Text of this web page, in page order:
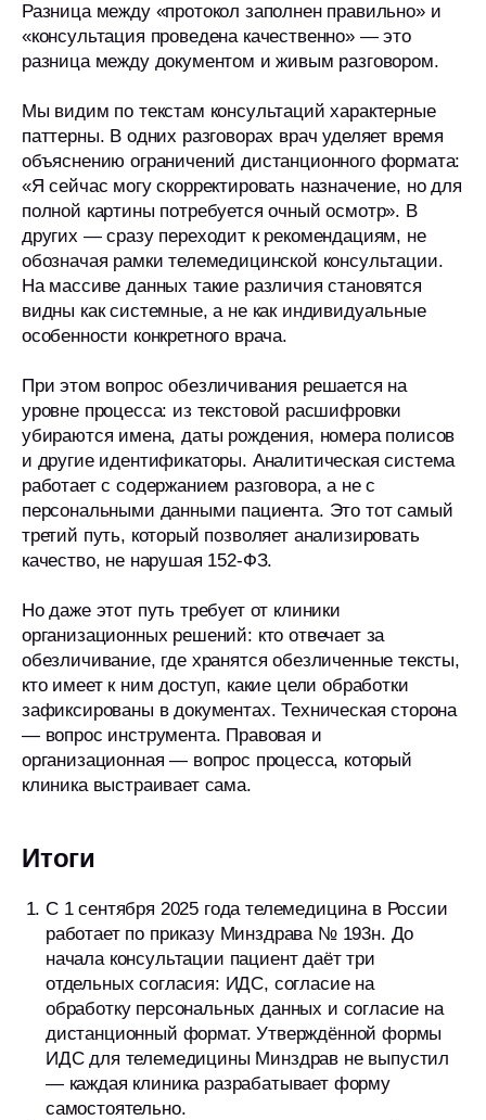
Разница между «протокол заполнен правильно» и
«консультация проведена качественно» — это
разница между документом и живым разговором.
Мы видим по текстам консультаций характерные
паттерны. В одних разговорах врач уделяет время
объяснению ограничений дистанционного формата:
«Я сейчас могу скорректировать назначение, но для
полной картины потребуется очный осмотр». В
других — сразу переходит к рекомендациям, не
обозначая рамки телемедицинской консультации.
На массиве данных такие различия становятся
видны как системные, а не как индивидуальные
особенности конкретного врача.
При этом вопрос обезличивания решается на
уровне процесса: из текстовой расшифровки
убираются имена, даты рождения, номера полисов
и другие идентификаторы. Аналитическая система
работает с содержанием разговора, а не с
персональными данными пациента. Это тот самый
третий путь, который позволяет анализировать
качество, не нарушая 152-ФЗ.
Но даже этот путь требует от клиники
организационных решений: кто отвечает за
обезличивание, где хранятся обезличенные тексты,
кто имеет к ним доступ, какие цели обработки
зафиксированы в документах. Техническая сторона
— вопрос инструмента. Правовая и
организационная — вопрос процесса, который
клиника выстраивает сама.
Итоги
С 1 сентября 2025 года телемедицина в России
работает по приказу Минздрава № 193н. До
начала консультации пациент даёт три
отдельных согласия: ИДС, согласие на
обработку персональных данных и согласие на
дистанционный формат. Утверждённой формы
ИДС для телемедицины Минздрав не выпустил
— каждая клиника разрабатывает форму
самостоятельно.